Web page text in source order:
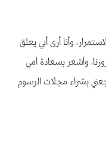
وأنا أرى أبي يعلق
وأشعر بسعادة أمي
بشراء مجلات الرسوم